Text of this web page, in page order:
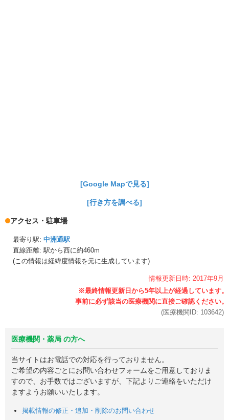
[Google Mapで見る]
[行き方を調べる]
アクセス・駐車場
最寄り駅: 中洲通駅
直線距離: 駅から西に約460m
(この情報は経緯度情報を元に生成しています)
情報更新日時: 2017年9月
(医療機関ID: 103642)
医療機関・薬局 の方へ
当サイトはお電話での対応を行っておりません。
ご希望の内容ごとにお問い合わせフォームをご用意しておりま
すので、お手数ではございますが、下記よりご連絡をいただけ
ますようお願いいたします。
掲載情報の修正・追加・削除のお問い合わせ